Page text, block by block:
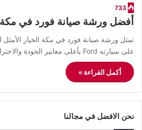
733
أفضل ورشة صيانة فورد في مكة
تمثل ورشة صيانة فورد في مكة الخيار
على سيارته Ford بأعلى معايير الجودة والاحترافية، إذ…
أكمل القراءة »
نحن الافضل في مجالنا